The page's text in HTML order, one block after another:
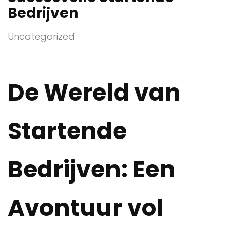
Bedrijven
Uncategorized
De Wereld van
Startende
Bedrijven: Een
Avontuur vol